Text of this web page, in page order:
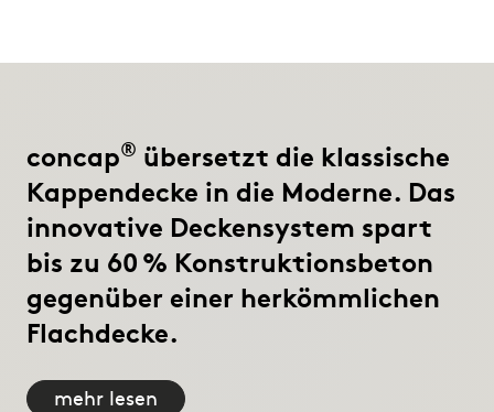
concap® übersetzt die klassische
Kappendecke in die Moderne. Das
innovative Deckensystem spart
bis zu 60 % Konstruktionsbeton
gegenüber einer herkömmlichen
Flachdecke.
mehr lesen